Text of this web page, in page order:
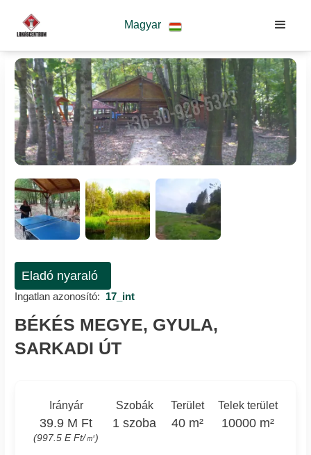
Magyar
Eladó nyaraló
Ingatlan azonosító: 17_int
BÉKÉS MEGYE, GYULA,
SARKADI ÚT
Irányár
39.9 M Ft
(997.5 E Ft/㎡)
Szobák
1 szoba
Terület
40 m²
Telek terület
10000 m²